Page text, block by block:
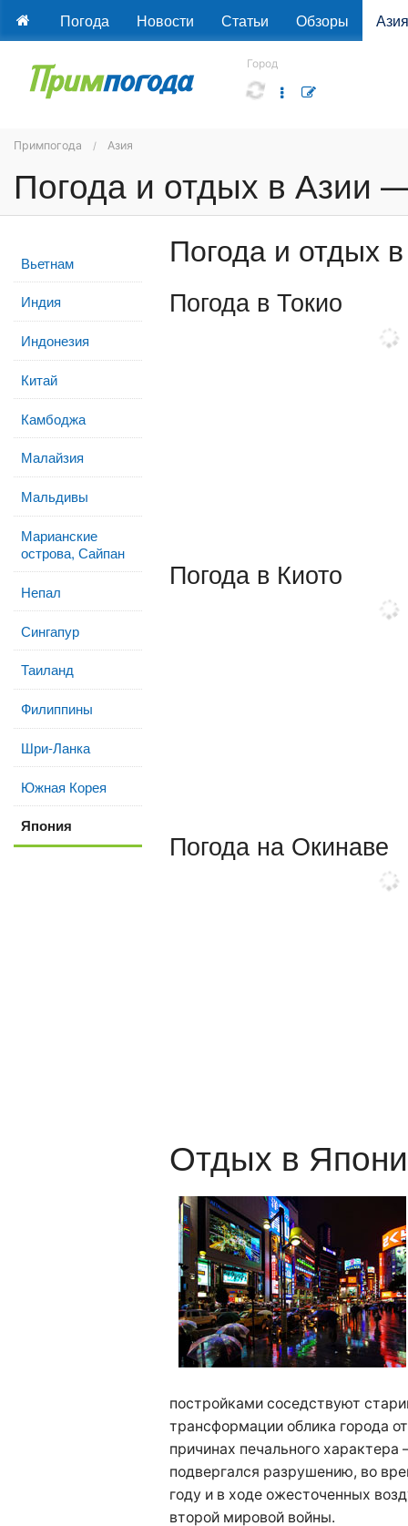
Погода Новости Статьи Обзоры Азия
Город
Примпогода Азия
Погода и отдых в Азии
Вьетнам
Индия
Индонезия
Китай
Камбоджа
Малайзия
Мальдивы
Марианские
острова, Сайпан
Непал
Сингапур
Таиланд
Филиппины
Шри-Ланка
Южная Корея
Япония
Погода и отдых
Погода в Токио
Погода в Киото
Погода на Окинаве
Отдых в
постройками соседствуют
трансформации облика города
причинах печального
подвергался разрушению, во
году и в ходе ожесточенных
второй мировой войны.